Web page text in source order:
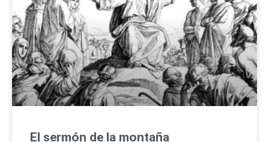
El sermón de la montaña